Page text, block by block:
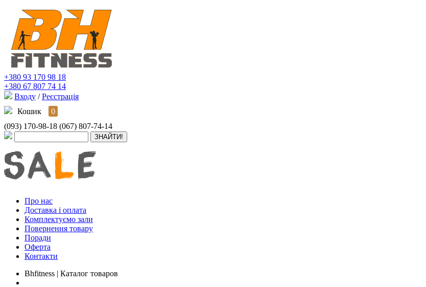
+380 93 170 98 18
+380 67 807 74 14
Входу / Реєстрація
Кошик
0
(093) 170-98-18 (067) 807-74-14
Про нас
Доставка і оплата
Комплектуємо зали
Повернення товару
Поради
Оферта
Контакти
Bhfitness | Каталог товаров